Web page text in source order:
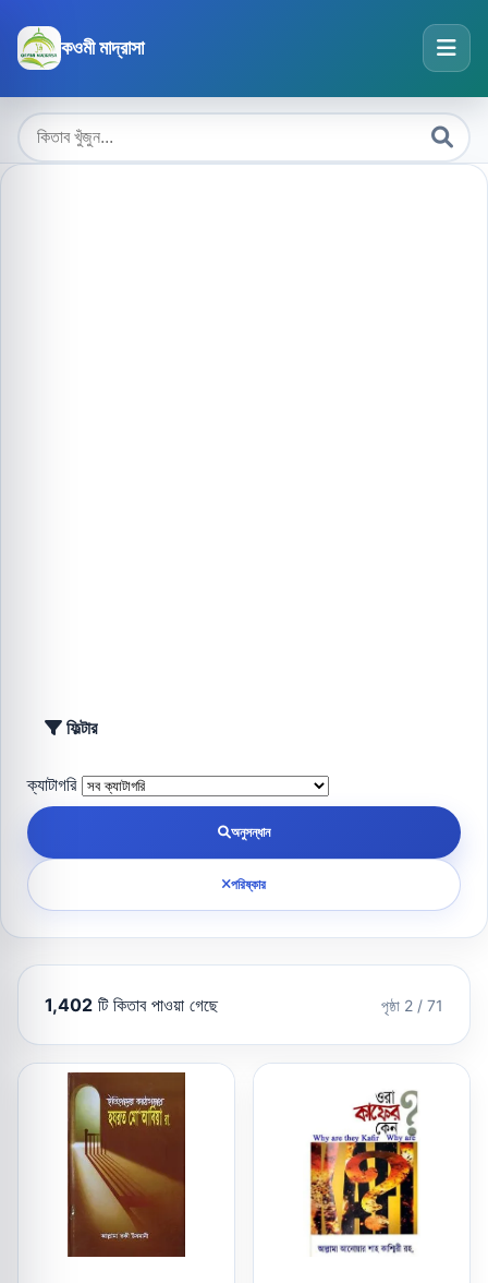
কওমী মাদ্রাসা
ফিল্টার
ক্যাটাগরি
অনুসন্ধান
পরিষ্কার
1,402 টি কিতাব পাওয়া গেছে পৃষ্ঠা 2 / 71